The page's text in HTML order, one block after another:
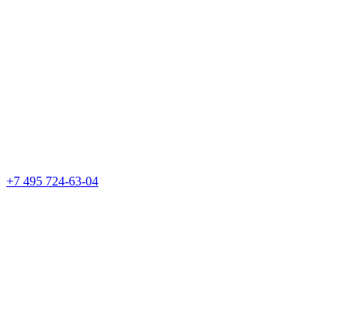
+7 495 724-63-04